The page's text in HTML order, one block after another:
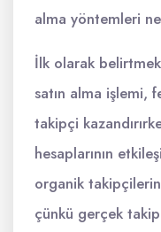
alma yöntemleri
İlk olarak
satın alma işlemi,
takipçi
hesaplarının
organik
çünkü gerçek